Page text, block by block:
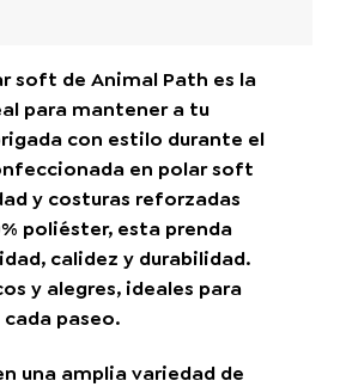
soft de Animal Path es la
para mantener a tu
con estilo durante el
en polar soft
y costuras reforzadas
poliéster, esta prenda
calidez y durabilidad.
y alegres, ideales para
paseo.
una amplia variedad de